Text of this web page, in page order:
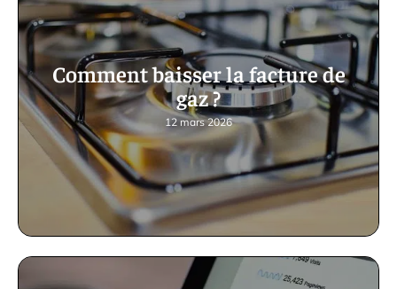
Comment baisser la facture de
gaz ?
12 mars 2026